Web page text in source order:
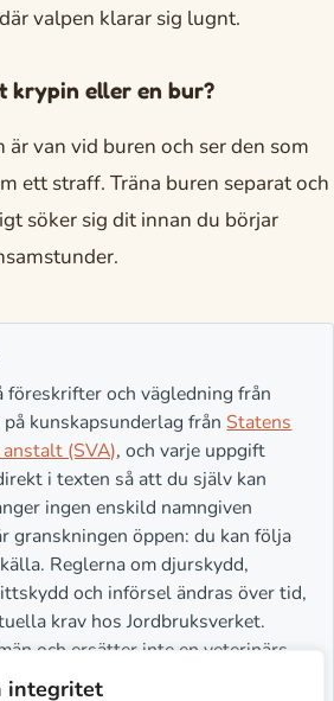
integritet
valpen klarar sig lugnt.
krypin eller en bur?
van vid buren och ser den som
ett straff. Träna buren separat och
söker sig dit innan du börjar
föreskrifter och vägledning från
på kunskapsunderlag frånStatens
(SVA), och varje uppgift
i texten så att du själv kan
ingen enskild namngiven
granskningen öppen: du kan följa
Reglerna om djurskydd,
och införsel ändras över tid,
krav hos Jordbruksverket.
och ersätter inte en veterinärs
sjukt eller skadat, kontakta